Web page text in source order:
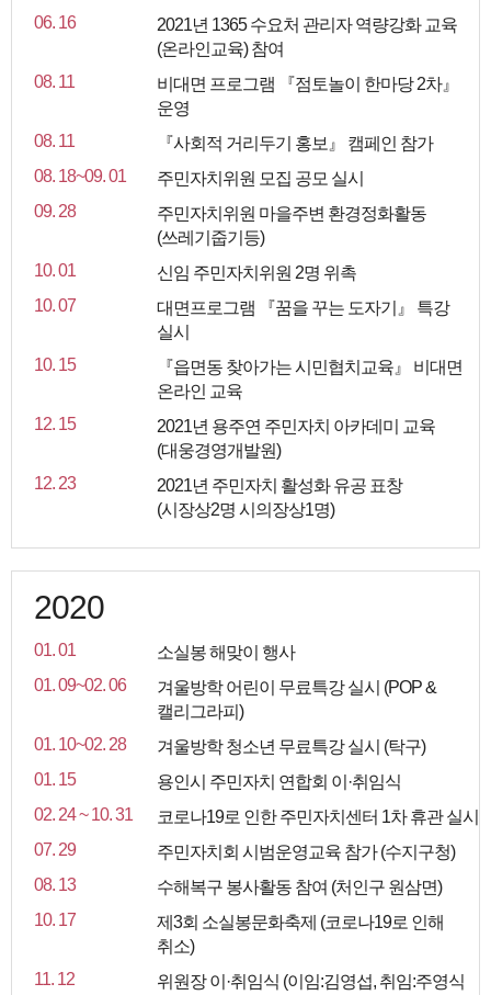
06. 16
2021년 1365 수요처 관리자 역량강화 교육
(온라인교육) 참여
08. 11
비대면 프로그램 『점토놀이 한마당 2차』
운영
08. 11
『사회적 거리두기 홍보』 캠페인 참가
08. 18~09. 01
주민자치위원 모집 공모 실시
09. 28
주민자치위원 마을주변 환경정화활동
(쓰레기줍기등)
10. 01
신임 주민자치위원 2명 위촉
10. 07
대면프로그램 『꿈을 꾸는 도자기』 특강
실시
10. 15
『읍면동 찾아가는 시민협치교육』 비대면
온라인 교육
12. 15
2021년 용주연 주민자치 아카데미 교육
(대웅경영개발원)
12. 23
2021년 주민자치 활성화 유공 표창
(시장상2명 시의장상1명)
2020
01. 01
소실봉 해맞이 행사
01. 09~02. 06
겨울방학 어린이 무료특강 실시 (POP &
캘리그라피)
01. 10~02. 28
겨울방학 청소년 무료특강 실시 (탁구)
01. 15
용인시 주민자치 연합회 이·취임식
02. 24 ~ 10. 31
코로나19로 인한 주민자치센터 1차 휴관 실시
07. 29
주민자치회 시범운영교육 참가 (수지구청)
08. 13
수해복구 봉사활동 참여 (처인구 원삼면)
10. 17
제3회 소실봉문화축제 (코로나19로 인해
취소)
11. 12
위원장 이·취임식 (이임:김영섭, 취임:주영식